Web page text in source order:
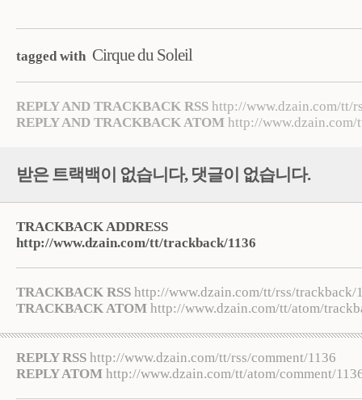
tagged with Cirque du Soleil
REPLY AND TRACKBACK RSS http://www.dzain.com/tt/
REPLY AND TRACKBACK ATOM http://www.dzain.com/
받은 트랙백이 없습니다, 댓글이 없습니다.
TRACKBACK ADDRESS
http://www.dzain.com/tt/trackback/1136
TRACKBACK RSS http://www.dzain.com/tt/rss/trackback/
TRACKBACK ATOM http://www.dzain.com/tt/atom/
REPLY RSS http://www.dzain.com/tt/rss/comment/1136
REPLY ATOM http://www.dzain.com/tt/atom/comment/